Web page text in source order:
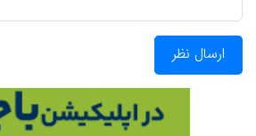
ارسال نظر